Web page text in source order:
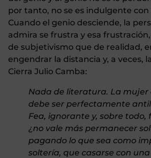
por tanto, no se es indulgente
Cuando el genio desciende, la
admira se frustra y esa
de subjetivismo que de realidad,
engendrar la distancia y, a veces,
Cierra Julio Camba:
Nada de literatura. La mujer
debe ser perfectamente
Fea, ignorante y, sobre todo,
¿no vale más permanecer
pagando lo que sea como
soltería, que casarse con